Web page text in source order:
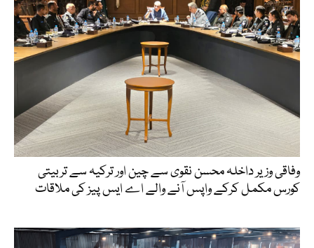
وفاقی وزیر داخلہ محسن نقوی سے چین اور ترکیہ سے تربیتی
کورس مکمل کرکے واپس آنے والے اے ایس پیز کی ملاقات